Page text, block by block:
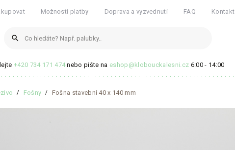
Možnosti platby Doprava a vyzvednutí FAQ Kontakt
search
Produkty
Žádné produkty nenalezeny
+420 734 171 474nebo pište na eshop@klobouckalesni.cz 6:00 - 14:00
Fošny Fošna stavební 40 x 140 mm